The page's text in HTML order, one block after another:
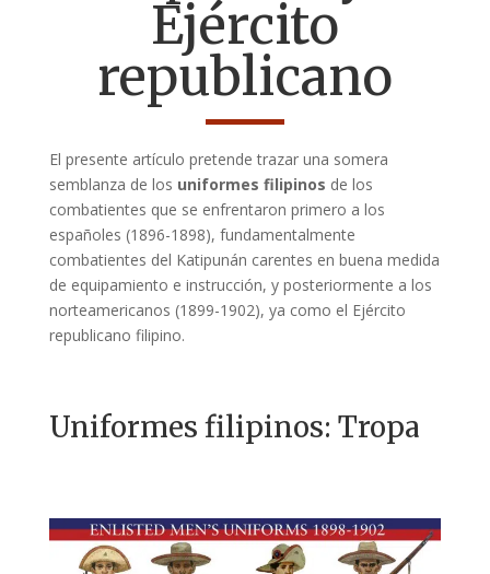
Ejército
republicano
El presente artículo pretende trazar una somera
semblanza de los uniformes filipinos de los
combatientes que se enfrentaron primero a los
españoles (1896-1898), fundamentalmente
combatientes del Katipunán carentes en buena medida
de equipamiento e instrucción, y posteriormente a los
norteamericanos (1899-1902), ya como el Ejército
republicano filipino.
Uniformes filipinos: Tropa